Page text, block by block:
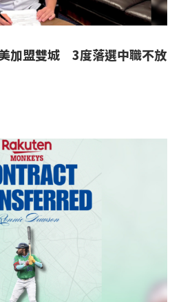
加盟雙城 3度落選中職不放